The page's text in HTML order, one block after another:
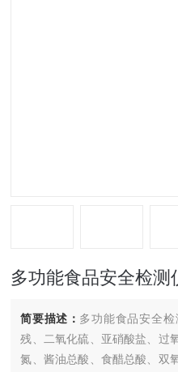
多功能食品安全检测
简要描述： 多功能食品安全
残、二氧化硫、亚硝酸盐、过
氮、酱油总酸、食醋总酸、双